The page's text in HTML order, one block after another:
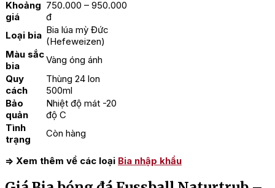
Khoảng
giá
750.000 – 950.000
đ
Loại bia Bia lúa mỳ Đức
(Hefeweizen)
Màu sắc
bia
Vàng óng ánh
Quy
cách
Thùng 24 lon
500ml
Bảo
quản
Nhiệt độ mát -20
độ C
Tình
trạng
Còn hàng
=> Xem thêm về các loại Bia nhập khẩu